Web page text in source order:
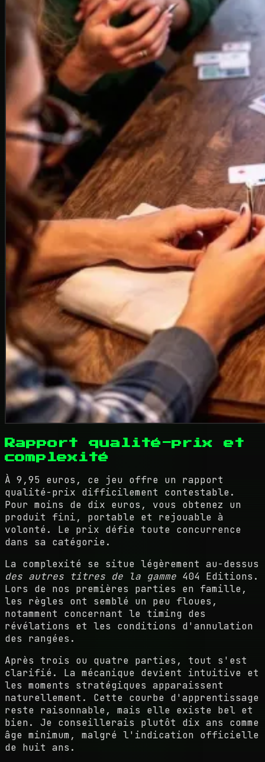
Rapport qualité-prix et
complexité
À 9,95 euros, ce jeu offre un rapport
qualité-prix difficilement contestable.
Pour moins de dix euros, vous obtenez un
produit fini, portable et rejouable à
volonté. Le prix défie toute concurrence
dans sa catégorie.
La complexité se situe légèrement au-dessus
des autres titres de la gamme 404 Editions.
Lors de nos premières parties en famille,
les règles ont semblé un peu floues,
notamment concernant le timing des
révélations et les conditions d'annulation
des rangées.
Après trois ou quatre parties, tout s'est
clarifié. La mécanique devient intuitive et
les moments stratégiques apparaissent
naturellement. Cette courbe d'apprentissage
reste raisonnable, mais elle existe bel et
bien. Je conseillerais plutôt dix ans comme
âge minimum, malgré l'indication officielle
de huit ans.